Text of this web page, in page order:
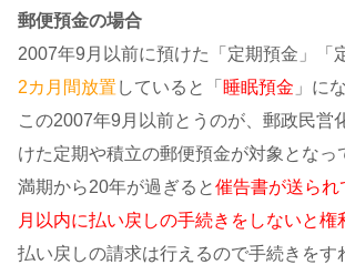
郵便預金の場合
2007年9月以前に預けた「定期預金」「
2カ月間放置 していると「 睡眠預金 」に
この2007年9月以前とうのが、郵政民営
けた定期や積立の郵便預金が対象となっ
満期から20年が過ぎると催告書が送られ
月以内に払い戻しの手続きをしないと権
払い戻しの請求は行えるので手続きをす